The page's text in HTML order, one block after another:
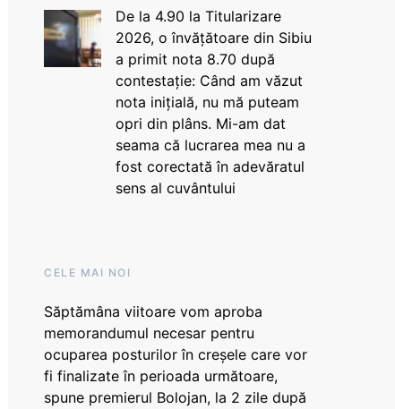
De la 4.90 la Titularizare
2026, o învățătoare din Sibiu
a primit nota 8.70 după
contestație: Când am văzut
nota inițială, nu mă puteam
opri din plâns. Mi-am dat
seama că lucrarea mea nu a
fost corectată în adevăratul
sens al cuvântului
CELE MAI NOI
Săptămâna viitoare vom aproba
memorandumul necesar pentru
ocuparea posturilor în creșele care vor
fi finalizate în perioada următoare,
spune premierul Bolojan, la 2 zile după